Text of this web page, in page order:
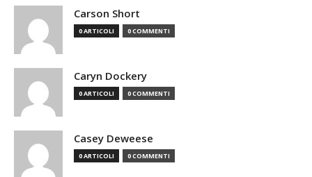
Carson Short
0 ARTICOLI 0 COMMENTI
Caryn Dockery
0 ARTICOLI 0 COMMENTI
Casey Deweese
0 ARTICOLI 0 COMMENTI